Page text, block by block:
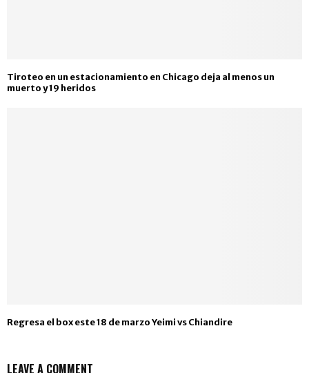
Tiroteo en un estacionamiento en Chicago deja al menos un
muerto y 19 heridos
Regresa el box este 18 de marzo Yeimi vs Chiandire
LEAVE A COMMENT